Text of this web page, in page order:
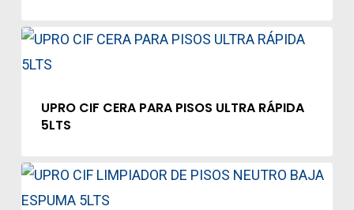
UPRO CIF CERA PARA PISOS ULTRA RÁPIDA
5LTS